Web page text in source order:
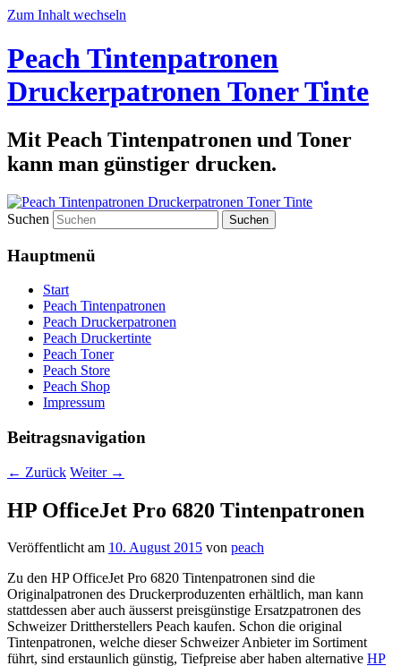
Zum Inhalt wechseln
Peach Tintenpatronen
Druckerpatronen Toner Tinte
Mit Peach Tintenpatronen und Toner
kann man günstiger drucken.
Suchen
Hauptmenü
Start
Peach Tintenpatronen
Peach Druckerpatronen
Peach Druckertinte
Peach Toner
Peach Store
Peach Shop
Impressum
Beitragsnavigation
← Zurück Weiter →
HP OfficeJet Pro 6820 Tintenpatronen
Veröffentlicht am 10. August 2015 von peach
Zu den HP OfficeJet Pro 6820 Tintenpatronen sind die
Originalpatronen des Druckerproduzenten erhältlich, man kann
stattdessen aber auch äusserst preisgünstige Ersatzpatronen des
Schweizer Drittherstellers Peach kaufen. Schon die original
Tintenpatronen, welche dieser Schweizer Anbieter im Sortiment
führt, sind erstaunlich günstig, Tiefpreise aber haben alternative HP